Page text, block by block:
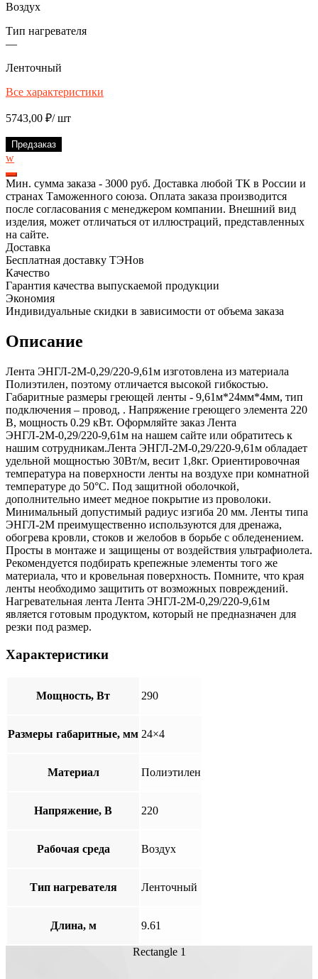
Воздух
Тип нагревателя
—
Ленточный
Все характеристики
5743,00 ₽/ шт
Предзаказ
w
Мин. сумма заказа - 3000 руб. Доставка любой ТК в России и
странах Таможенного союза. Оплата заказа производится
после согласования с менеджером компании. Внешний вид
изделия, может отличаться от иллюстраций, представленных
на сайте.
Доставка
Бесплатная доставку ТЭНов
Качество
Гарантия качества выпускаемой продукции
Экономия
Индивидуальные скидки в зависимости от объема заказа
Описание
Лента ЭНГЛ-2М-0,29/220-9,61м изготовлена из материала
Полиэтилен, поэтому отличается высокой гибкостью.
Габаритные размеры греющей ленты - 9,61м*24мм*4мм, тип
подключения – провод, . Напряжение греющего элемента 220
В, мощность 0.29 кВт. Оформляйте заказ Лента
ЭНГЛ-2М-0,29/220-9,61м на нашем сайте или обратитесь к
нашим сотрудникам.Лента ЭНГЛ-2М-0,29/220-9,61м обладает
удельной мощностью 30Вт/м, весит 1,8кг. Ориентировочная
температура на поверхности ленты на воздухе при комнатной
температуре до 50°С. Под защитной оболочкой,
дополнительно имеет медное покрытие из проволоки.
Минимальный допустимый радиус изгиба 20 мм. Ленты типа
ЭНГЛ-2М преимущественно используются для дренажа,
обогрева кровли, стоков и желобов в борьбе с обледенением.
Просты в монтаже и защищены от воздействия ультрафиолета.
Рекомендуется подбирать крепежные элементы того же
материала, что и кровельная поверхность. Помните, что края
ленты необходимо защитить от возможных повреждений.
Нагревательная лента Лента ЭНГЛ-2М-0,29/220-9,61м
является готовым продуктом, который не предназначен для
резки под размер.
Характеристики
Мощность, Вт 290
Размеры габаритные, мм 24×4
Материал Полиэтилен
Напряжение, В 220
Рабочая среда Воздух
Тип нагревателя Ленточный
Длина, м 9.61
Rectangle 1